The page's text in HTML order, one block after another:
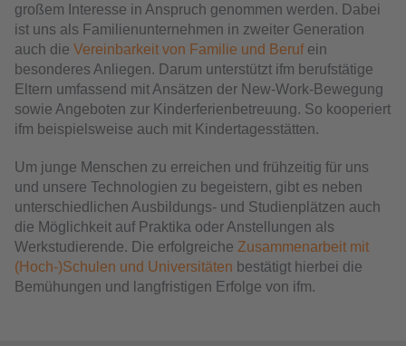
großem Interesse in Anspruch genommen werden. Dabei
ist uns als Familienunternehmen in zweiter Generation
auch die Vereinbarkeit von Familie und Berufein
besonderes Anliegen. Darum unterstützt ifm berufstätige
Eltern umfassend mit Ansätzen der New-Work-Bewegung
sowie Angeboten zur Kinderferienbetreuung. So kooperiert
ifm beispielsweise auch mit Kindertagesstätten.
Um junge Menschen zu erreichen und frühzeitig für uns
und unsere Technologien zu begeistern, gibt es neben
unterschiedlichen Ausbildungs- und Studienplätzen auch
die Möglichkeit auf Praktika oder Anstellungen als
Werkstudierende. Die erfolgreiche Zusammenarbeit mit
(Hoch-)Schulen und Universitäten bestätigt hierbei die
Bemühungen und langfristigen Erfolge von ifm.